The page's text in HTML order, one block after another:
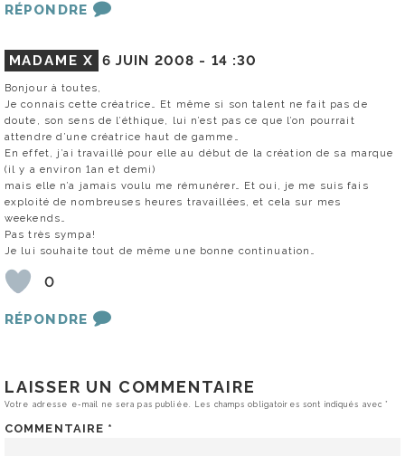
RÉPONDRE
MADAME X 6 JUIN 2008 - 14 :30
Bonjour à toutes,
Je connais cette créatrice… Et même si son talent ne fait pas de
doute, son sens de l’éthique, lui n’est pas ce que l’on pourrait
attendre d’une créatrice haut de gamme…
En effet, j’ai travaillé pour elle au début de la création de sa marque
(il y a environ 1an et demi)
mais elle n’a jamais voulu me rémunérer… Et oui, je me suis fais
exploité de nombreuses heures travaillées, et cela sur mes
weekends…
Pas très sympa!
Je lui souhaite tout de même une bonne continuation…
0
RÉPONDRE
LAISSER UN COMMENTAIRE
Votre adresse e-mail ne sera pas publiée. Les champs obligatoires sont indiqués avec*
COMMENTAIRE *